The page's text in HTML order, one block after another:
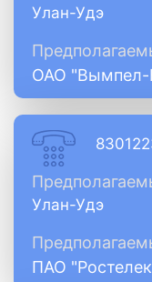
Улан-Удэ
ОАО "Вымпел-
Улан-Удэ
ПАО